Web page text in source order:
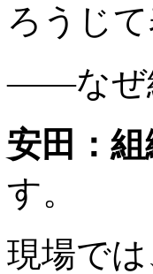
ろうじ
――なぜ
安田：
す。
現場で